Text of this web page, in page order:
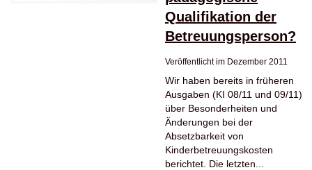
Qualifikation der
Betreuungsperson?
Veröffentlicht im Dezember 2011
Wir haben bereits in früheren
Ausgaben (KI 08/11 und 09/11)
über Besonderheiten und
Änderungen bei der
Absetzbarkeit von
Kinderbetreuungskosten
berichtet. Die letzten...